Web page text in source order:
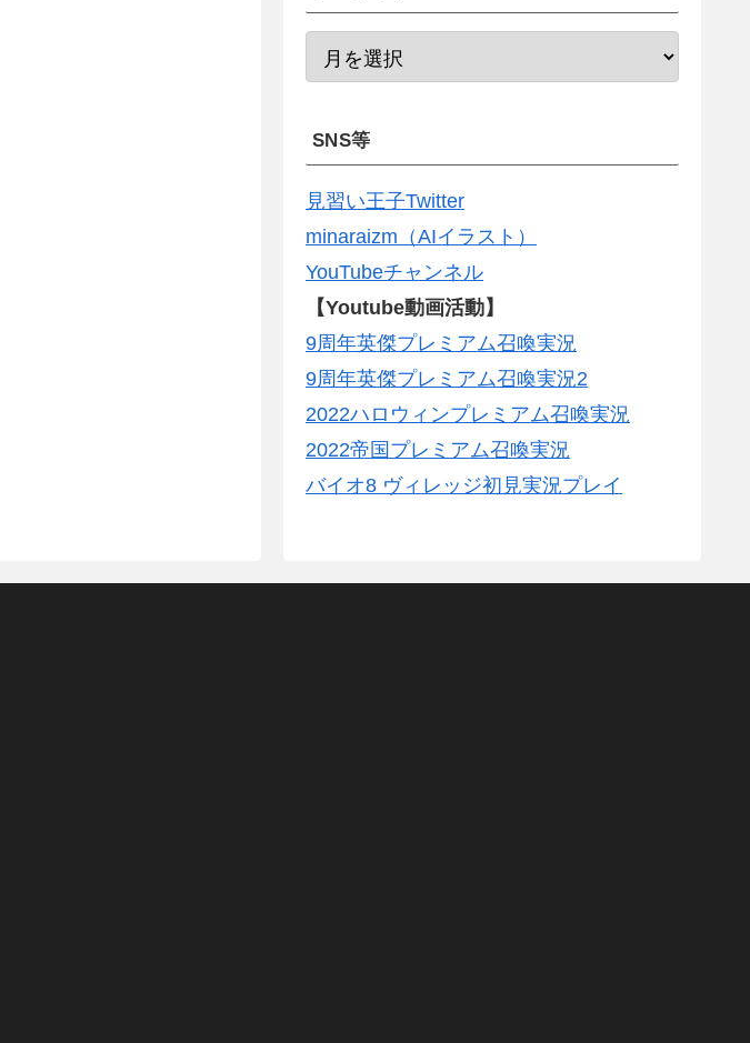
SNS等
見習い王子Twitter
minaraizm（AIイラスト）
YouTubeチャンネル
【Youtube動画活動】
9周年英傑プレミアム召喚実況
9周年英傑プレミアム召喚実況2
2022ハロウィンプレミアム召喚実況
2022帝国プレミアム召喚実況
バイオ8 ヴィレッジ初見実況プレイ